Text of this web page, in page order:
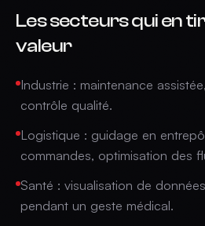
Les secteurs qui en
valeur
Industrie : maintenance
contrôle qualité.
Logistique : guidage en
commandes, optimisation des
Santé : visualisation de
pendant un geste médical.